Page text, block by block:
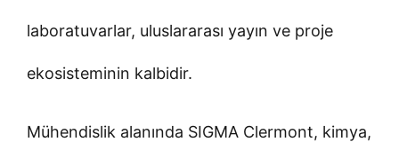
laboratuvarlar, uluslararası yayın ve proje
ekosisteminin kalbidir.
Mühendislik alanında SIGMA Clermont, kimya,